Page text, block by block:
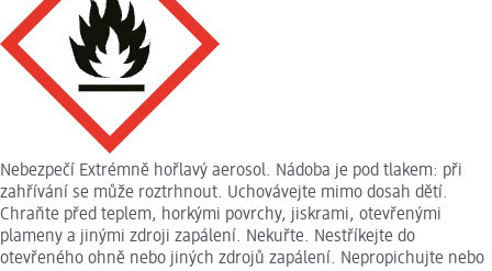
Nebezpečí Extrémně hořlavý aerosol. Nádoba je pod tlakem: při
zahřívání se může roztrhnout. Uchovávejte mimo dosah dětí.
Chraňte před teplem, horkými povrchy, jiskrami, otevřenými
plameny a jinými zdroji zapálení. Nekuřte. Nestříkejte do
otevřeného ohně nebo jiných zdrojů zapálení. Nepropichujte nebo